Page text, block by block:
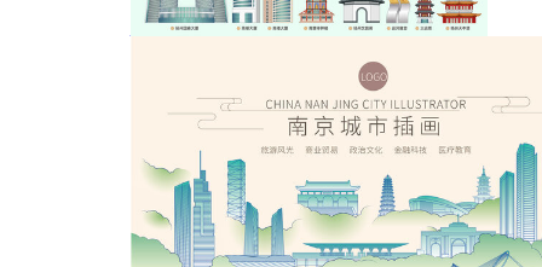
苏州城市地标建筑插画